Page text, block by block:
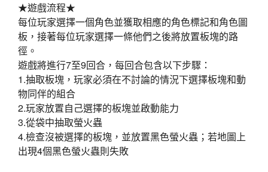
★遊戲流程★
每位玩家選擇一個角色並獲取相應的角色標記和角色圖
板，接著每位玩家選擇一條他們之後將放置板塊的路
徑。
遊戲將進行7至9回合，每回合包含以下步驟：
1.抽取板塊，玩家必須在不討論的情況下選擇板塊和動
物同伴的組合
2.玩家放置自己選擇的板塊並啟動能力
3.從袋中抽取螢火蟲
4.檢查沒被選擇的板塊，並放置黑色螢火蟲；若地圖上
出現4個黑色螢火蟲則失敗